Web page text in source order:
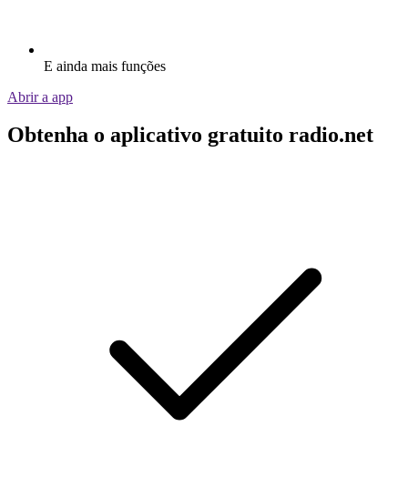
E ainda mais funções
Abrir a app
Obtenha o aplicativo gratuito radio.net